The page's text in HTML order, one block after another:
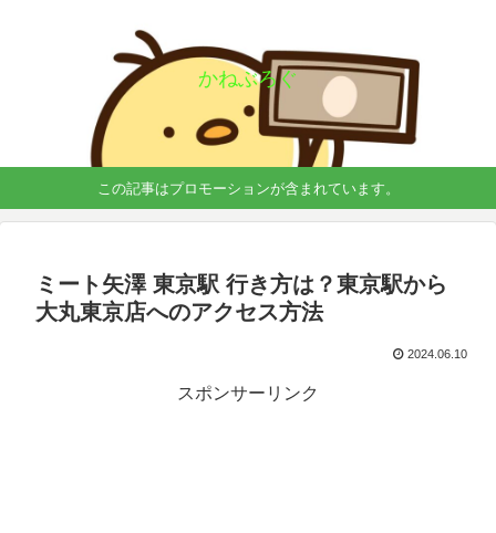
かねぶろぐ
この記事はプロモーションが含まれています。
ミート矢澤 東京駅 行き方は？東京駅から
大丸東京店へのアクセス方法
2024.06.10
スポンサーリンク